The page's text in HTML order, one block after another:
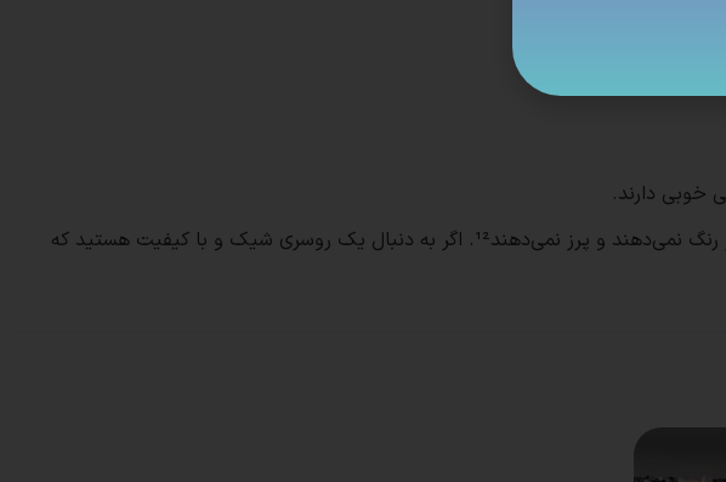
این روسری‌ها به راحتی با انواع لباس‌ها ست می‌شوند و به دلیل کیفیت بالای دوخت و چاپ، در طول زمان تغییر رنگ نمی‌دهند و پرز نمی‌دهند¹². اگر به دنبال یک روسری شیک و با کیفیت هستید که